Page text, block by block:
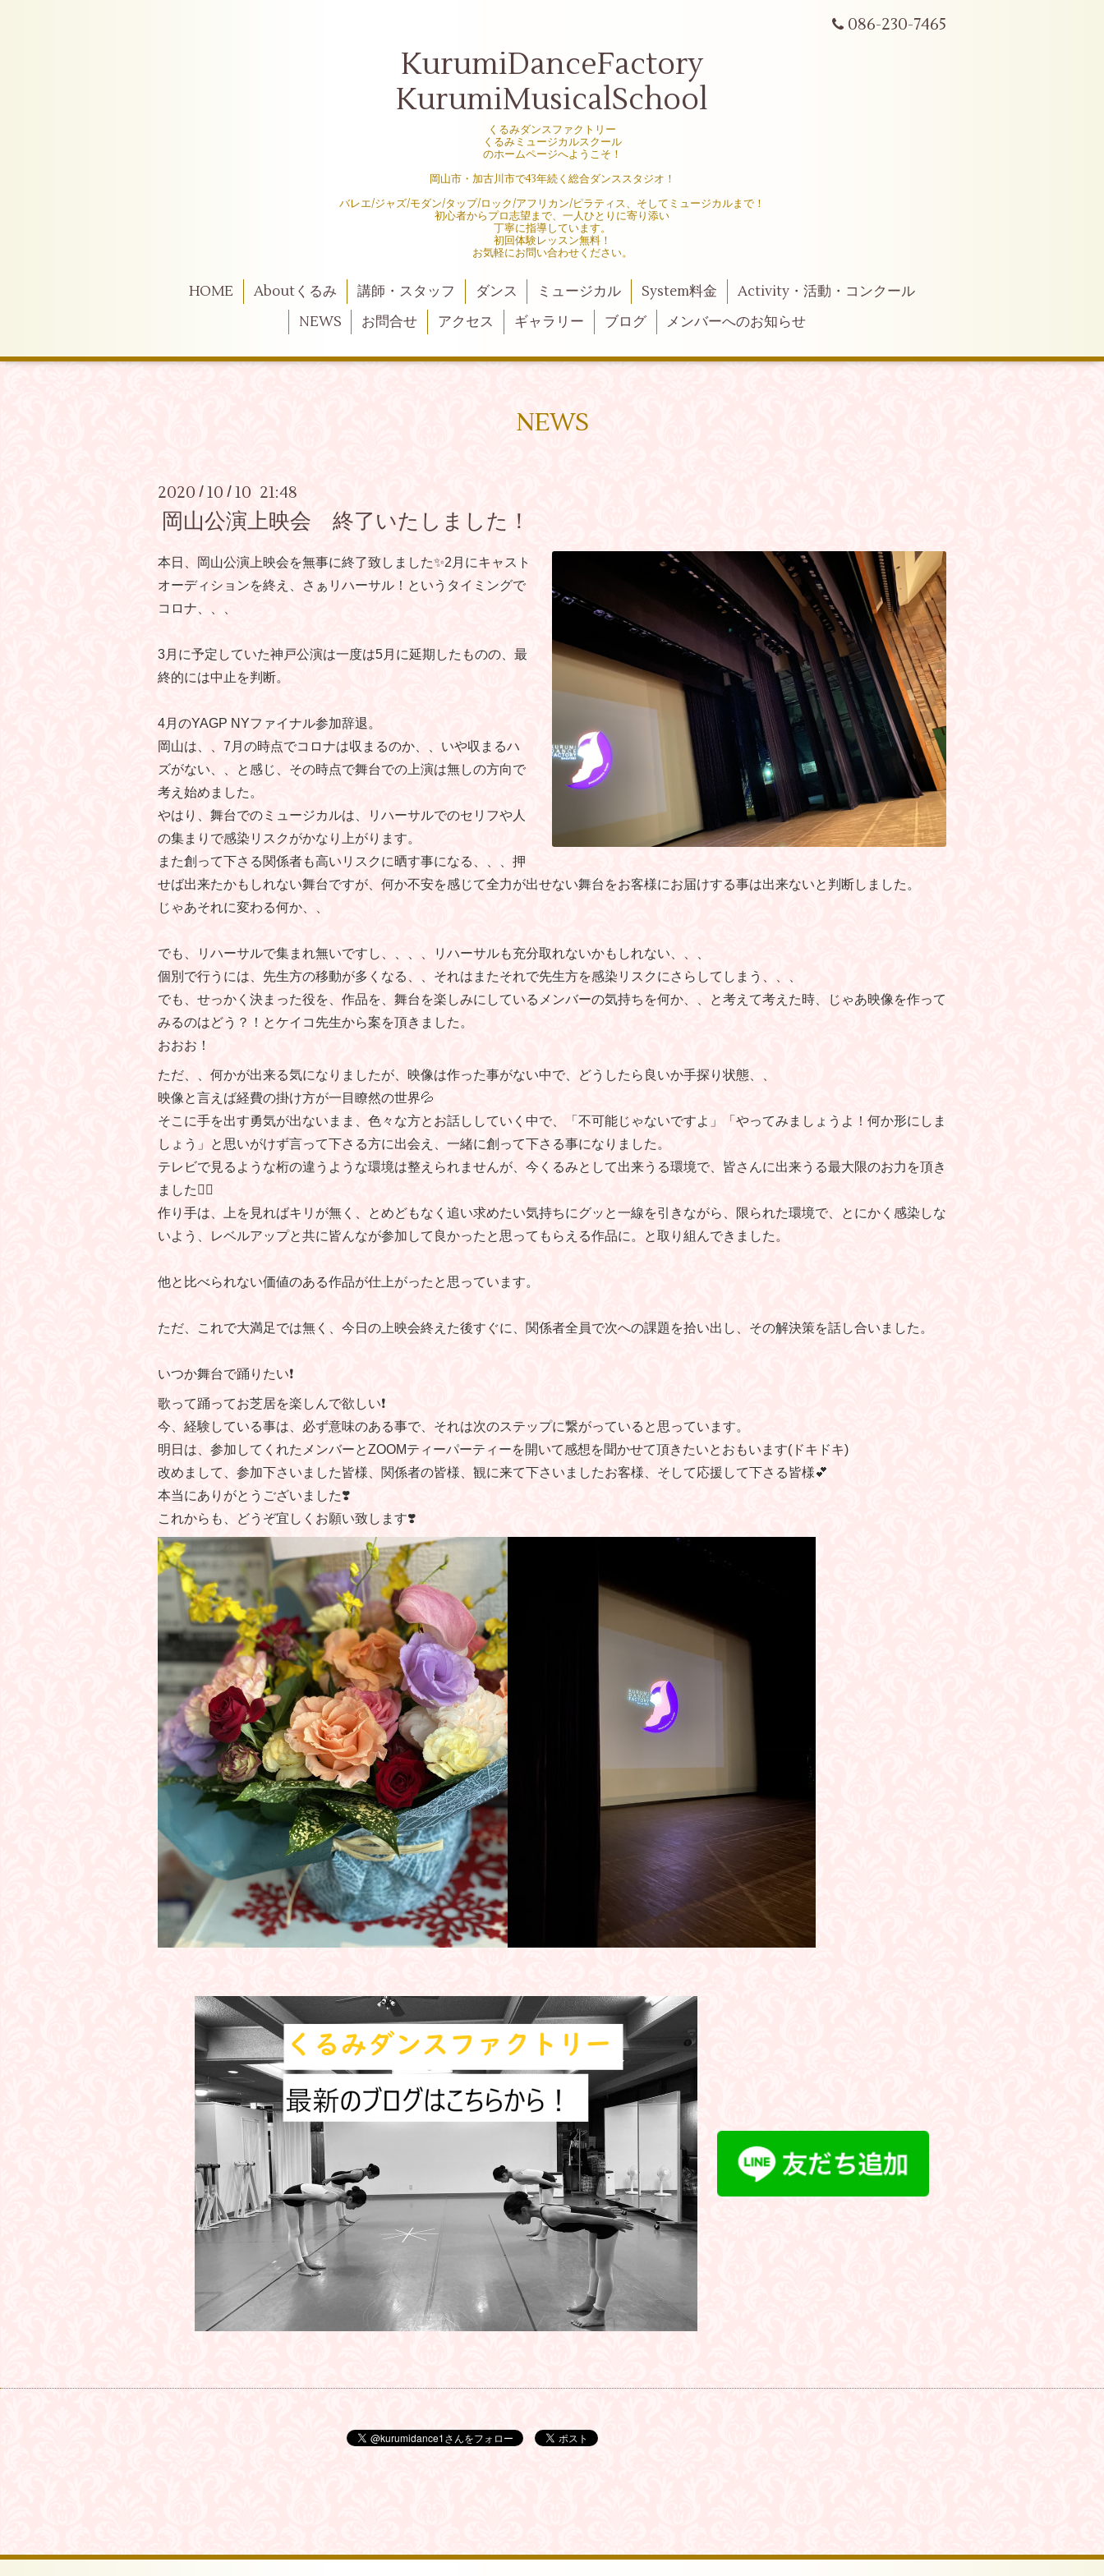
086-230-7465
KurumiDanceFactory
KurumiMusicalSchool
くるみダンスファクトリー
くるみミュージカルスクール
のホームページへようこそ！
岡山市・加古川市で43年続く総合ダンススタジオ！
バレエ/ジャズ/モダン/タップ/ロック/アフリカン/ピラティス、そしてミュージカルまで！
初心者からプロ志望まで、一人ひとりに寄り添い
丁寧に指導しています。
初回体験レッスン無料！
お気軽にお問い合わせください。
HOME Aboutくるみ 講師・スタッフ ダンス ミュージカル System料金
Activity・活動・コンクール
NEWS
お問合せ アクセス ギャラリー ブログ メンバーへのお知らせ
NEWS
2020 / 10 / 10 21:48
岡山公演上映会 終了いたしました！
本日、岡山公演上映会を無事に終了致しました✨2月にキャスト
オーディションを終え、さぁリハーサル！というタイミングで
コロナ、、、
3月に予定していた神戸公演は一度は5月に延期したものの、最
終的には中止を判断。
4月のYAGP NYファイナル参加辞退。
岡山は、、7月の時点でコロナは収まるのか、、いや収まるハ
ズがない、、と感じ、その時点で舞台での上演は無しの方向で
考え始めました。
やはり、舞台でのミュージカルは、リハーサルでのセリフや人
の集まりで感染リスクがかなり上がります。
また創って下さる関係者も高いリスクに晒す事になる、、、押
せば出来たかもしれない舞台ですが、何か不安を感じて全力が出せない舞台をお客様にお届けする事は出来ないと判断しました。
じゃあそれに変わる何か、、
でも、リハーサルで集まれ無いですし、、、、リハーサルも充分取れないかもしれない、、、
個別で行うには、先生方の移動が多くなる、、それはまたそれで先生方を感染リスクにさらしてしまう、、、
でも、せっかく決まった役を、作品を、舞台を楽しみにしているメンバーの気持ちを何か、、と考えて考えた時、じゃあ映像を作って
みるのはどう？！とケイコ先生から案を頂きました。
おおお！
ただ、、何かが出来る気になりましたが、映像は作った事がない中で、どうしたら良いか手探り状態、、
映像と言えば経費の掛け方が一目瞭然の世界💦
そこに手を出す勇気が出ないまま、色々な方とお話ししていく中で、「不可能じゃないですよ」「やってみましょうよ！何か形にしま
しょう」と思いがけず言って下さる方に出会え、一緒に創って下さる事になりました。
テレビで見るような桁の違うような環境は整えられませんが、今くるみとして出来うる環境で、皆さんに出来うる最大限のお力を頂き
ました🙇‍♀️
作り手は、上を見ればキリが無く、とめどもなく追い求めたい気持ちにグッと一線を引きながら、限られた環境で、とにかく感染しな
いよう、レベルアップと共に皆んなが参加して良かったと思ってもらえる作品に。と取り組んできました。
他と比べられない価値のある作品が仕上がったと思っています。
ただ、これで大満足では無く、今日の上映会終えた後すぐに、関係者全員で次への課題を拾い出し、その解決策を話し合いました。
いつか舞台で踊りたい❗️
歌って踊ってお芝居を楽しんで欲しい❗️
今、経験している事は、必ず意味のある事で、それは次のステップに繋がっていると思っています。
明日は、参加してくれたメンバーとZOOMティーパーティーを開いて感想を聞かせて頂きたいとおもいます(ドキドキ)
改めまして、参加下さいました皆様、関係者の皆様、観に来て下さいましたお客様、そして応援して下さる皆様💕
本当にありがとうございました❣️
これからも、どうぞ宜しくお願い致します❣️